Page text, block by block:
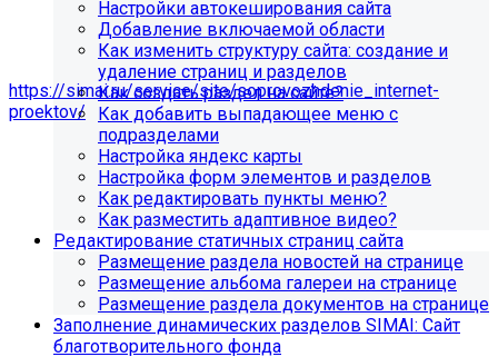
стабильном и безопасном состоянии.
Если у вас нет технических специалистов, вы можете
передать сайт на техническую поддержку нам:
https://simai.ru/service/site/soprovozhdenie_internet-
proektov/
Это выгодно, потому что вы получаете команду
экспертов вместо одного сотрудника: мы берём на себя
регулярные обновления и контроль работоспособности,
быстрее реагируем на сбои, снижаем риски простоев и
уязвимостей, а вам не нужно тратить время и бюджет на
поиск, обучение и удержание специалистов.
Проверьте адрес сервера
Настройки автокеширования сайта
Добавление включаемой области
Как изменить структуру сайта: создание и
удаление страниц и разделов
Как создать раздел на сайте?
Как добавить выпадающее меню с
подразделами
Настройка яндекс карты
Настройка форм элементов и разделов
Как редактировать пункты меню?
Как разместить адаптивное видео?
Редактирование статичных страниц сайта
Размещение раздела новостей на странице
Размещение альбома галереи на странице
Размещение раздела документов на странице
Заполнение динамических разделов SIMAI: Сайт
благотворительного фонда